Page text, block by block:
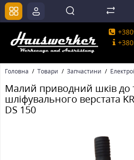
Головна Товари Запчастини
Малий приводний шків до
шліфувального верстата
DS 150